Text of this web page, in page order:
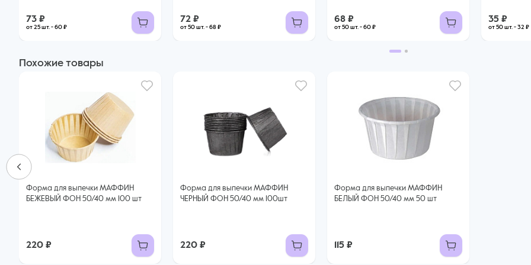
73 ₽
от 25 шт. - 60 ₽
72 ₽
от 50 шт. - 68 ₽
68 ₽
от 50 шт. - 60 ₽
35 ₽
от 50 шт. - 32 ₽
Похожие товары
Форма для выпечки МАФФИН
БЕЖЕВЫЙ ФОН 50/40 мм 100 шт
220 ₽
Форма для выпечки МАФФИН
ЧЕРНЫЙ ФОН 50/40 мм 100шт
220 ₽
Форма для выпечки МАФФИН
БЕЛЫЙ ФОН 50/40 мм 50 шт
115 ₽